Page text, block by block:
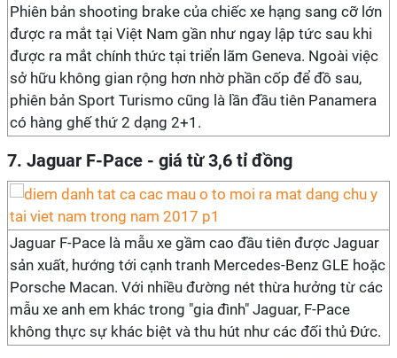
Phiên bản shooting brake của chiếc xe hạng sang cỡ lớn
được ra mắt tại Việt Nam gần như ngay lập tức sau khi
được ra mắt chính thức tại triển lãm Geneva. Ngoài việc
sở hữu không gian rộng hơn nhờ phần cốp để đồ sau,
phiên bản Sport Turismo cũng là lần đầu tiên Panamera
có hàng ghế thứ 2 dạng 2+1.
7. Jaguar F-Pace - giá từ 3,6 tỉ đồng
Jaguar F-Pace là mẫu xe gầm cao đầu tiên được Jaguar
sản xuất, hướng tới cạnh tranh Mercedes-Benz GLE hoặc
Porsche Macan. Với nhiều đường nét thừa hưởng từ các
mẫu xe anh em khác trong "gia đình" Jaguar, F-Pace
không thực sự khác biệt và thu hút như các đối thủ Đức.